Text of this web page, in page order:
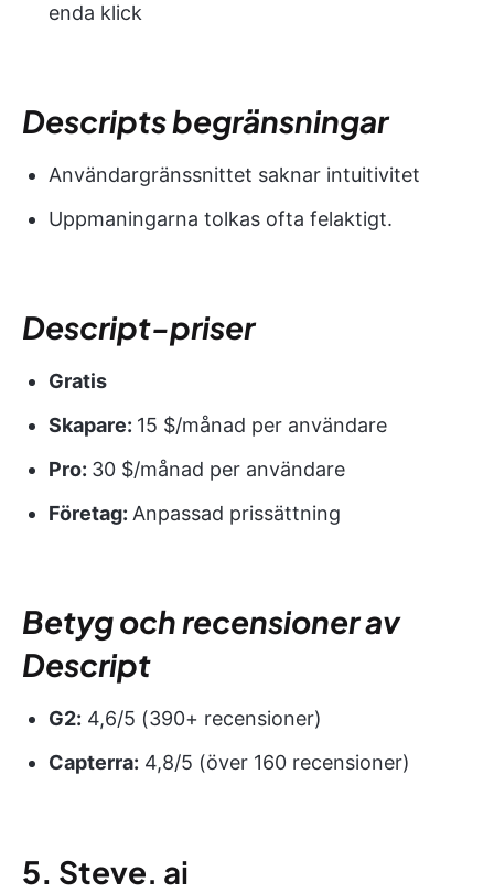
enda klick
Descripts begränsningar
Användargränssnittet saknar intuitivitet
Uppmaningarna tolkas ofta felaktigt.
Descript-priser
Gratis
Skapare: 15 $/månad per användare
Pro: 30 $/månad per användare
Företag: Anpassad prissättning
Betyg och recensioner av
Descript
G2: 4,6/5 (390+ recensioner)
Capterra: 4,8/5 (över 160 recensioner)
5. Steve. ai